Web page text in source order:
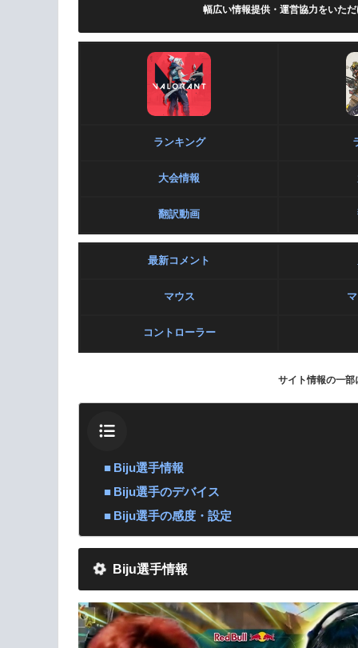
幅広い情報提供・運営協力をいた
ランキング
大会情報
翻訳動画
最新コメント
マウス
コントローラー
サイト情報の一
Biju選手情報
Biju選手のデバイス
Biju選手の感度・設定
Biju選手情報